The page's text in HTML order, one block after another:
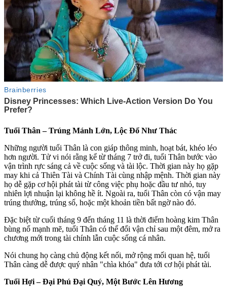
Tuổi Thân – Trúng Mánh Lớn, Lộc Đổ Như Thác
Những người tuổi Thân là con giáp thông minh, hoạt bát, khéo léo
hơn người. Tử vi nói rằng kể từ tháng 7 trở đi, tuổi Thân bước vào
vận trình rực sáng cả về cuộc sống và tài lộc. Thời gian này họ gặp
may khi cả Thiên Tài và Chính Tài cùng nhập mệnh. Thời gian này
họ dễ gặp cơ hội phát tài từ công việc phụ hoặc đầu tư nhỏ, tuy
nhiên lợi nhuận lại không hề ít. Ngoài ra, tuổi Thân còn có vận may
trúng thưởng, trúng số, hoặc một khoản tiền bất ngờ nào đó.
Đặc biệt từ cuối tháng 9 đến tháng 11 là thời điểm hoàng kim Thân
bùng nổ mạnh mẽ, tuổi Thân có thể đổi vận chỉ sau một đêm, mở ra
chương mới trong tài chính lẫn cuộc sống cá nhân.
Nói chung họ càng chủ động kết nối, mở rộng mối quan hệ, tuổi
Thân càng dễ được quý nhân "chìa khóa" đưa tới cơ hội phát tài.
Tuổi Hợi – Đại Phú Đại Quý, Một Bước Lên Hương